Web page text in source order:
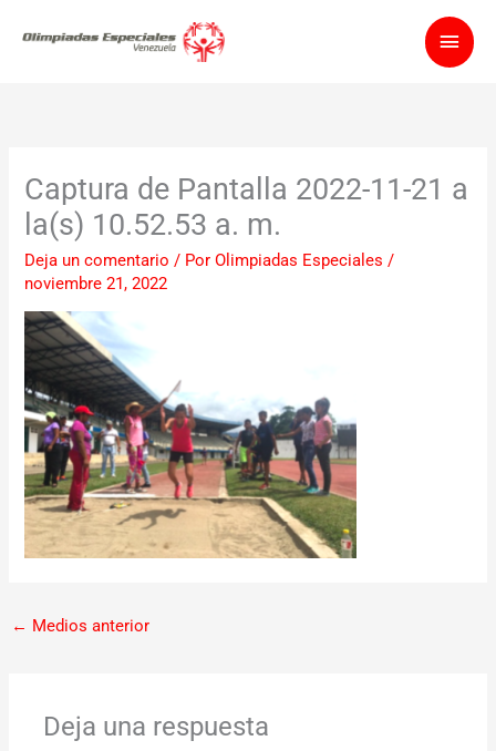
Captura de Pantalla 2022-11-21 a
la(s) 10.52.53 a. m.
Deja un comentario / PorOlimpiadas Especiales/
noviembre 21, 2022
← Medios anterior
Deja una respuesta